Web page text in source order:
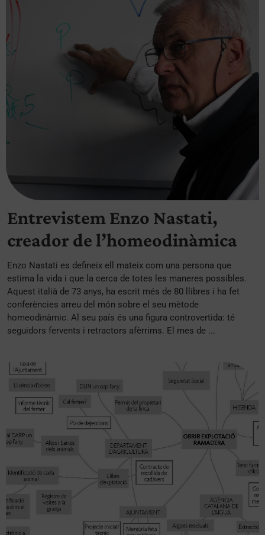
Entrevistem Enzo Nastati,
creador de l’homeodinàmica
Enzo Nastati es defineix ell mateix com una persona que
estima la vida i que la cerca de totes les maneres possibles.
Aquest italià de 73 anys, ha escrit més de 80 llibres i ha fet
conferències arreu del món sobre el seu mètode
homeodinàmic. Al seu país és una figura controvertida: té
seguidors fervents i retractors afèrrims. El mes de ...